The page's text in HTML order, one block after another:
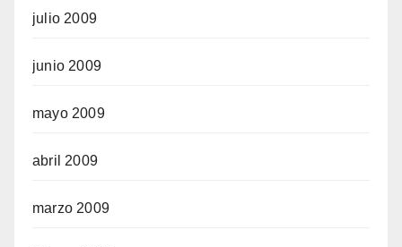
julio 2009
junio 2009
mayo 2009
abril 2009
marzo 2009